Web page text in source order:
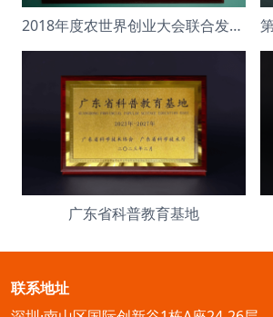
2018年度农世界创业大会联合发起单位
广东省科普教育基地
联系地址